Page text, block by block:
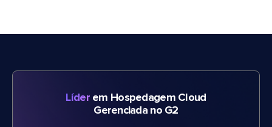
Líderem Hospedagem Cloud
Gerenciada no G2